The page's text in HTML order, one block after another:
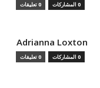
0 المشاركات 0 تعليقات
Adrianna Loxton
0 المشاركات 0 تعليقات